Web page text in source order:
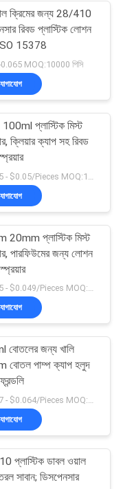
67
88
15
ক্রিমের জন্য 28/410
রিবড প্লাস্টিক লোশন
15378
MOQ:10000 পিসি
প্লাস্টিক মিস্ট
ক্লিয়ার ক্যাপ সহ রিবড
20mm প্লাস্টিক মিস্ট
পারফিউমের জন্য লোশন
$0.035 - $0.049/Pieces MOQ:10000 টুকরা
বোতলের জন্য খালি
বোতল পাম্প ক্যাপ হলুদ
$0.057 - $0.064/Pieces MOQ:30000 টুকরা
প্লাস্টিক ডাবল ওয়াল
সাবান; ডিসপেনসার